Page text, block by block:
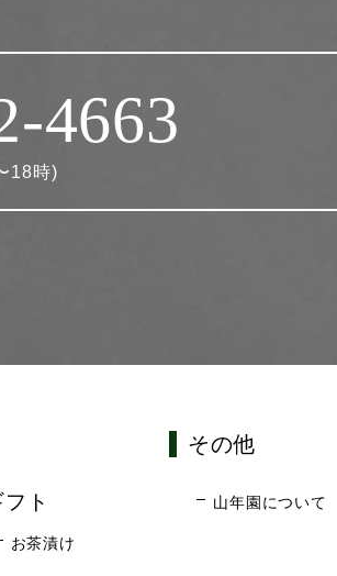
4663
18時)
フト
お茶漬け
その他
山年園について